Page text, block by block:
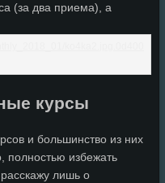
(за два приема), а
курсы
и большинство из них
избежать
лишь о